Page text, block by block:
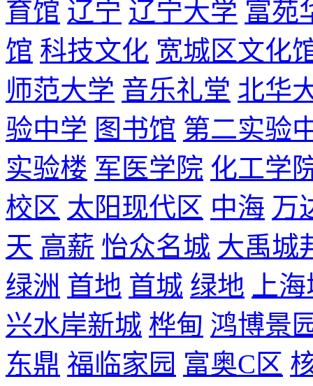
育馆 辽宁 辽宁大学 富苑
馆 科技文化 宽城区文化
师范大学 音乐礼堂 北华
验中学 图书馆 第二实验
实验楼 军医学院 化工学
校区 太阳现代区 中海 万
天 高薪 怡众名城 大禹城
绿洲 首地 首城 绿地
上
兴水岸新城 桦甸 鸿博景
东鼎 福临家园 富奥C区